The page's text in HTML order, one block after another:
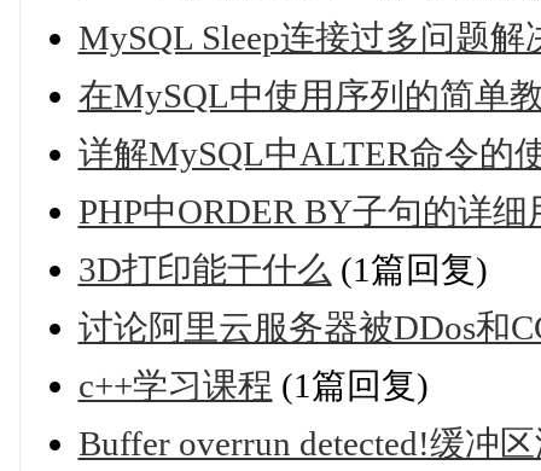
MySQL Sleep连接过多问题解
在MySQL中使用序列的简单
详解MySQL中ALTER命令的
PHP中ORDER BY子句的详细
3D打印能干什么 (1篇回复)
讨论阿里云服务器被DDos和
c++学习课程 (1篇回复)
Buffer overrun detected!缓冲